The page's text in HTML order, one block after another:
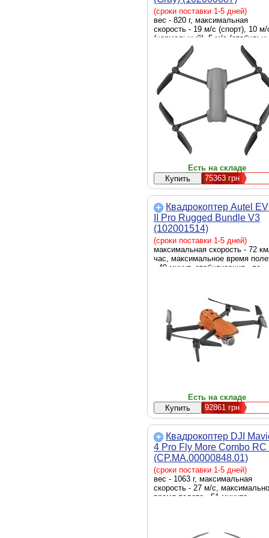
(сроки поставки 1-5 дней)
вес - 820 г, максимальная
скорость - 19 м/с (спорт), 10 м/
(нормальный), 5 м/с
максимальное время полета -
минут, спутниковые системы
позиционирования - GPS,
стабилизация - по трем осям,
матрица - 1” (CMOS), камера -
камерой, рабочие частоты
- 5.725 - 5.825 GHz,
ГГц, 5.150–5.250 ГГц
Есть на складе
75363грн
Квадрокоптер Autel
II Pro Rugged Bundle V3
(102001514)
(сроки поставки 1-5 дней)
максимальная скорость - 72
час, максимальное время
- 40 минут, стабилизация - по
функцией, автопилот - без
автопилота, подвес для
есть
Есть на складе
92861грн
Квадрокоптер DJI
4 Pro Fly More Combo RC
(CP.MA.00000848.01)
(сроки поставки 1-5 дней)
вес - 1063 г, максимальная
скорость - 27 м/с,
время полета - 51 минута,
матрица - 4/3” (CMOS), камера